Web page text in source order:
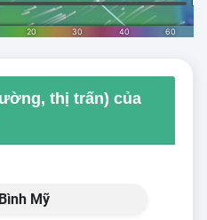
thị trấn) của
Mỹ